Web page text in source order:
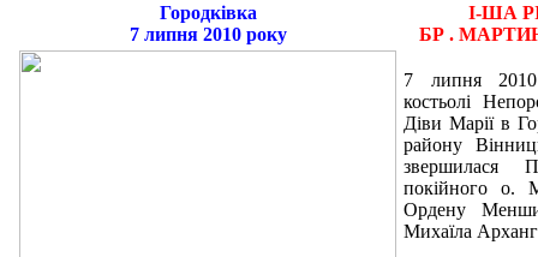
Городківка
7 липня 2010 року
І-ША
БР .
7 липня
костьолі
Діви Марії в
району
звершилася
покійного о.
Ордену
Михаїла